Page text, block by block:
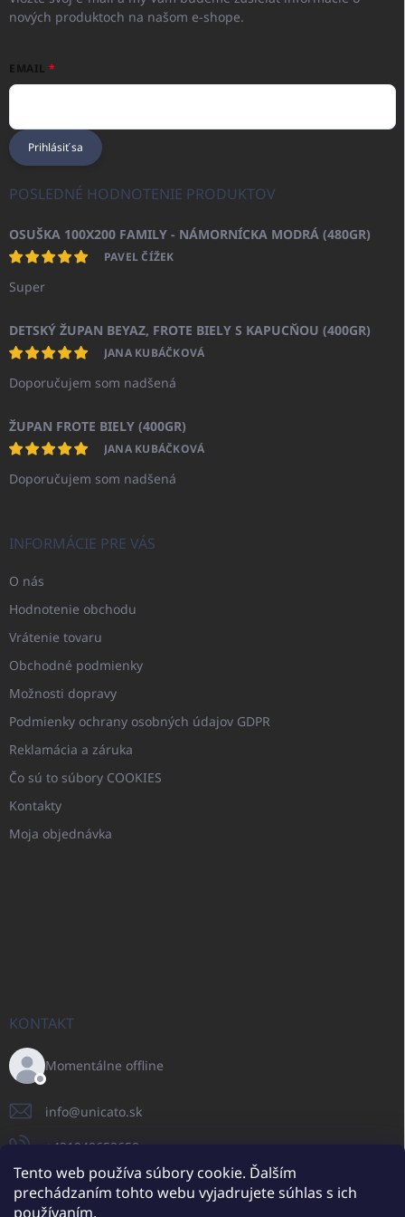
Tento web používa súbory cookie. Ďalším
prechádzaním tohto webu vyjadrujete súhlas s ich
používaním.
nových produktoch na našom e-shope.
EMAIL
Prihlásiť sa
POSLEDNÉ HODNOTENIE PRODUKTOV
OSUŠKA 100X200 FAMILY - NÁMORNÍCKA MODRÁ (480GR)
PAVEL ČÍŽEK
Super
DETSKÝ ŽUPAN BEYAZ, FROTE BIELY S KAPUCŇOU (400GR)
JANA KUBÁČKOVÁ
Doporučujem som nadšená
ŽUPAN FROTE BIELY (400GR)
JANA KUBÁČKOVÁ
Doporučujem som nadšená
INFORMÁCIE PRE VÁS
O nás
Hodnotenie obchodu
Vrátenie tovaru
Obchodné podmienky
Možnosti dopravy
Podmienky ochrany osobných údajov GDPR
Reklamácia a záruka
Čo sú to súbory COOKIES
Kontakty
Moja objednávka
KONTAKT
Momentálne offline
info@unicato.sk
+421940652650